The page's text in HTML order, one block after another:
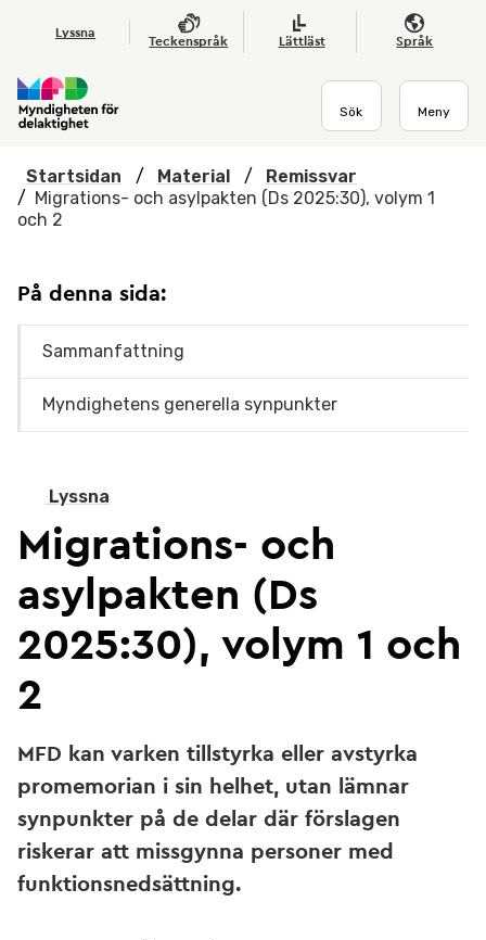
Hoppa till huvudmenyn
Lyssna
Teckenspråk Lättläst Språk
Sök Meny
Startsidan / Material /
Remissvar
/ Migrations- och asylpakten (Ds 2025:30), volym 1
och 2
Lyssna
Migrations- och
asylpakten (Ds
2025:30), volym 1 och
2
MFD kan varken tillstyrka eller avstyrka
promemorian i sin helhet, utan lämnar
synpunkter på de delar där förslagen
riskerar att missgynna personer med
funktionsnedsättning.
På denna sida:
Sammanfattning
Myndighetens generella synpunkter